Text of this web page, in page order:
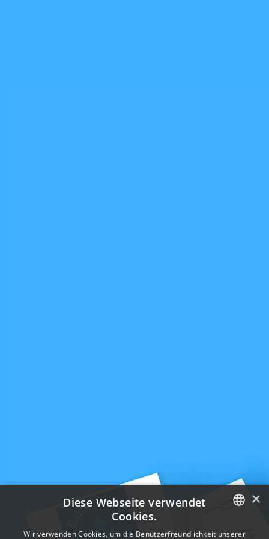
ENGLISH
×
Diese Webseite verwendet
Cookies.
Wir verwenden Cookies, um die Benutzerfreundlichkeit unserer